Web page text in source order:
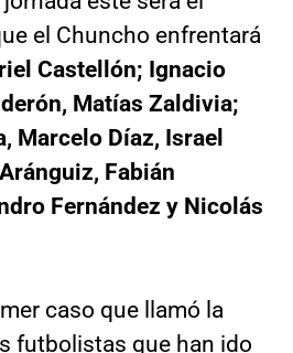
el Chuncho enfrentará
Castellón; Ignacio
Matías Zaldivia;
Marcelo Díaz, Israel
Fabián
Fernández y Nicolás
caso que llamó la
futbolistas que han ido